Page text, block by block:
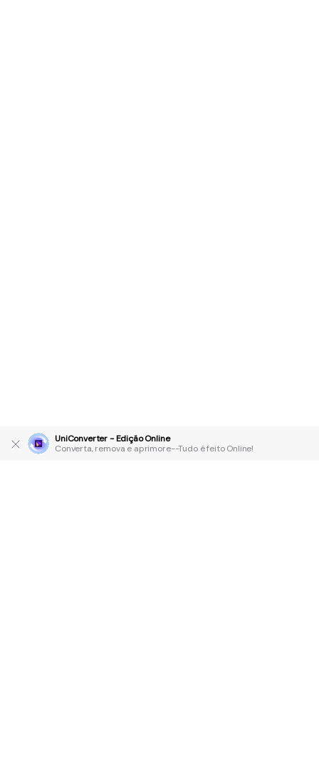
UniConverter - Edição Online
Converta, remova e aprimore--Tudo é feito Online!